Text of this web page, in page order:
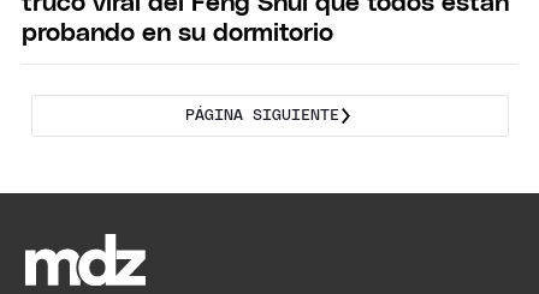
probando en su dormitorio
PÁGINA SIGUIENTE